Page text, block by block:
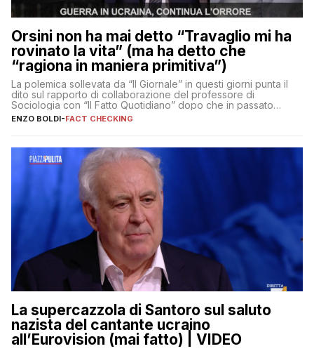
Orsini non ha mai detto “Travaglio mi ha
rovinato la vita” (ma ha detto che
“ragiona in maniera primitiva”)
La polemica sollevata da “Il Giornale” in questi giorni punta il
dito sul rapporto di collaborazione del professore di
Sociologia con “Il Fatto Quotidiano” dopo che in passato
erano volati stracci
ENZO BOLDI-FACT CHECKING
La supercazzola di Santoro sul saluto
nazista del cantante ucraino
all’Eurovision (mai fatto) | VIDEO